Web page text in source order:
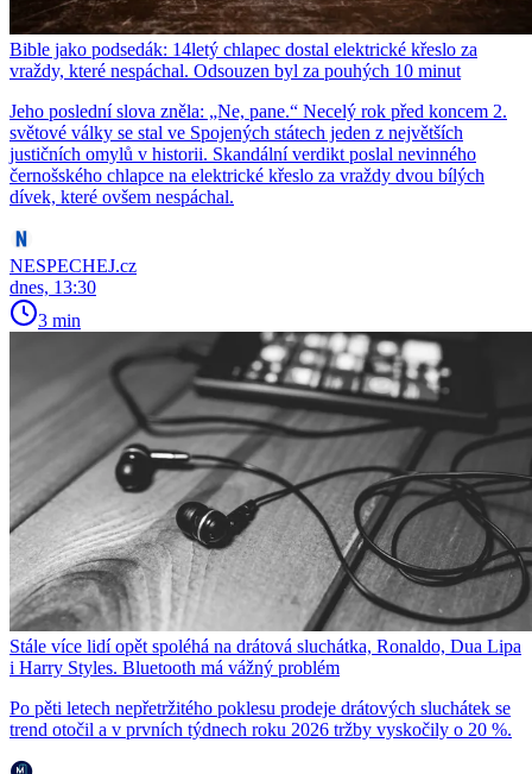
Bible jako podsedák: 14letý chlapec dostal elektrické křeslo za
vraždy, které nespáchal. Odsouzen byl za pouhých 10 minut
Jeho poslední slova zněla: „Ne, pane.“ Necelý rok před koncem 2.
světové války se stal ve Spojených státech jeden z největších
justičních omylů v historii. Skandální verdikt poslal nevinného
černošského chlapce na elektrické křeslo za vraždy dvou bílých
dívek, které ovšem nespáchal.
NESPECHEJ.cz
dnes, 13:30
3 min
Stále více lidí opět spoléhá na drátová sluchátka, Ronaldo, Dua Lipa
i Harry Styles. Bluetooth má vážný problém
Po pěti letech nepřetržitého poklesu prodeje drátových sluchátek se
trend otočil a v prvních týdnech roku 2026 tržby vyskočily o 20 %.